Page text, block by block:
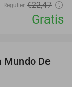
Regulier €22,47
Gratis
15%
Mundo De